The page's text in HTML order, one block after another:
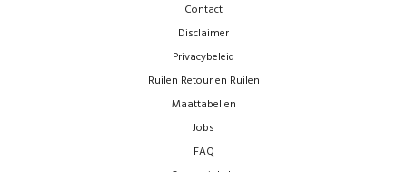
Contact
Disclaimer
Privacybeleid
Ruilen Retour en Ruilen
Maattabellen
Jobs
FAQ